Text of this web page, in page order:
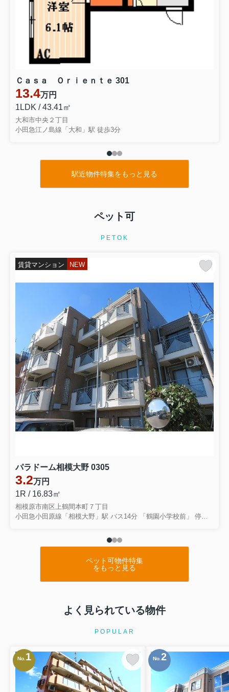
Ｃａｓａ Ｏｒｉｅｎｔｅ 301
13.4万円
1LDK / 43.41㎡
大和市中央２丁目
小田急江ノ島線「大和」駅 徒歩3分
駅近物件特集をもっと見る
ペット可
PETOK
賃貸マンション NEW
パラドーム相模大野 0305
3.2万円
1R / 16.83㎡
相模原市南区上鶴間本町７丁目
小田急小田原線「相模大野」駅 バス14分 「鶴園小学校前」 停歩2分
ペット可物件特集
をもっと見る
よく見られている物件
POPULAR
No. 1 No. 2